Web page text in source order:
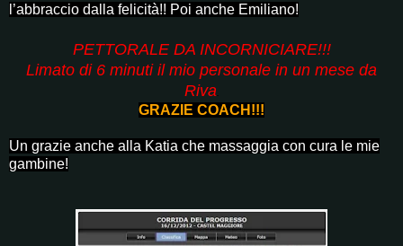
l’abbraccio dalla felicità!! Poi anche Emiliano!
PETTORALE DA INCORNICIARE!!!
Limato di 6 minuti il mio personale in un mese da
Riva
GRAZIE COACH!!!
Un grazie anche alla Katia che massaggia con cura le mie
gambine!